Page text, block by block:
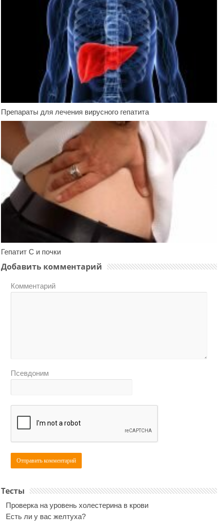
Препараты для лечения вирусного гепатита
Гепатит С и почки
Добавить комментарий
Комментарий
Псевдоним
Тесты
Проверка на уровень холестерина в крови
Есть ли у вас желтуха?